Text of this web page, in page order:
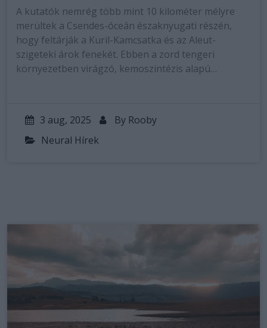
A kutatók nemrég több mint 10 kilométer mélyre
merültek a Csendes-óceán északnyugati részén,
hogy feltárják a Kuril-Kamcsatka és az Aleut-
szigeteki árok fenekét. Ebben a zord tengeri
környezetben virágzó, kemoszintézis alapú…
3 aug, 2025 By Rooby
Neural Hírek